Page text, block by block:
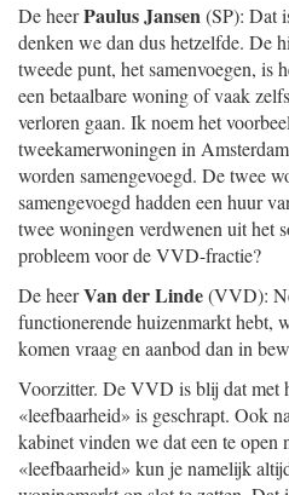
De heerPaulus Jansen(SP): Dat
denken we dan dus hetzelfde. De
tweede punt, het samenvoegen, is
een betaalbare woning of vaak
verloren gaan. Ik noem het
tweekamerwoningen in
worden samengevoegd. De twee
samengevoegd hadden een huur
twee woningen verdwenen uit het
probleem voor de VVD-fractie?
De heerVan der Linde(VVD):
functionerende huizenmarkt hebt,
komen vraag en aanbod dan in
Voorzitter. De VVD is blij dat met
«leefbaarheid» is geschrapt. Ook
kabinet vinden we dat een te open
«leefbaarheid» kun je namelijk